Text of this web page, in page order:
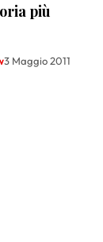
più
3 Maggio 2011